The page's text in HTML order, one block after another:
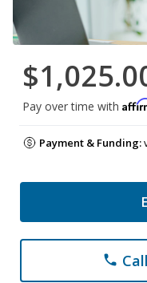
Pay over time with
Payment & Funding:
phone